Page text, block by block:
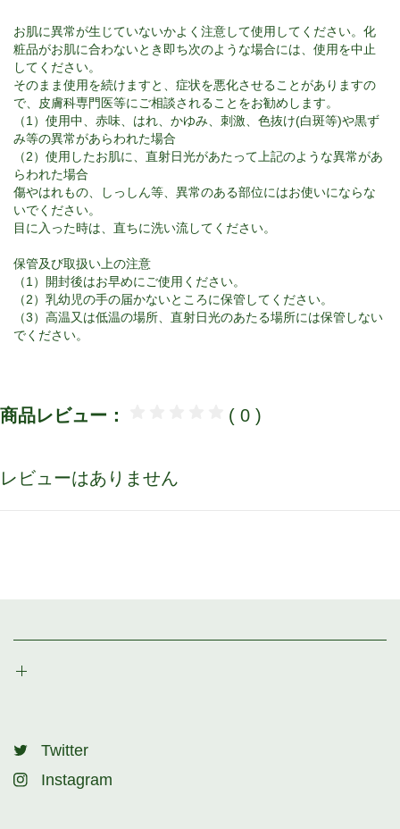
お肌に異常が生じていないかよく注意して使用してください。化
粧品がお肌に合わないとき即ち次のような場合には、使用を中止
してください。
そのまま使用を続けますと、症状を悪化させることがありますの
で、皮膚科専門医等にご相談されることをお勧めします。
（1）使用中、赤味、はれ、かゆみ、刺激、色抜け(白斑等)や黒ず
み等の異常があらわれた場合
（2）使用したお肌に、直射日光があたって上記のような異常があ
らわれた場合
傷やはれもの、しっしん等、異常のある部位にはお使いにならな
いでください。
目に入った時は、直ちに洗い流してください。
保管及び取扱い上の注意
（1）開封後はお早めにご使用ください。
（2）乳幼児の手の届かないところに保管してください。
（3）高温又は低温の場所、直射日光のあたる場所には保管しない
でください。
商品レビュー： ( 0 )
レビューはありません
Twitter
Instagram